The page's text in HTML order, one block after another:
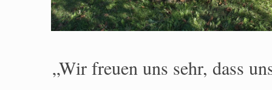
„Wir freuen uns sehr, dass